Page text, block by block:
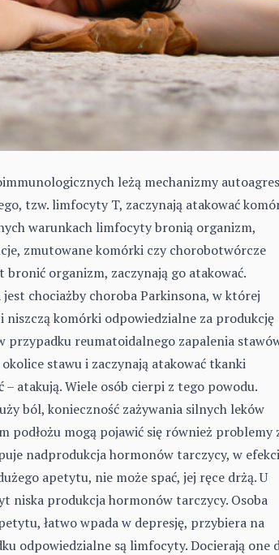
leżą mechanizmy
tzw. limfocyty T, zaczynają atakować
warunkach limfocyty bronią organizm,
zmutowane komórki czy chorobotwórcze
bronić organizm, zaczynają go atakować.
chociażby choroba Parkinsona, w której
komórki odpowiedzialne za produkcję
przypadku reumatoidalnego zapalenia
stawu i zaczynają atakować tkanki
atakują. Wiele osób cierpi z tego powodu.
ból, konieczność zażywania silnych leków
podłożu mogą pojawić się również problemy
nadprodukcja hormonów tarczycy, w
apetytu, nie może spać, jej ręce drżą. U
niska produkcja hormonów tarczycy. Osoba
łatwo wpada w depresję, przybiera na
odpowiedzialne są limfocyty. Docierają one